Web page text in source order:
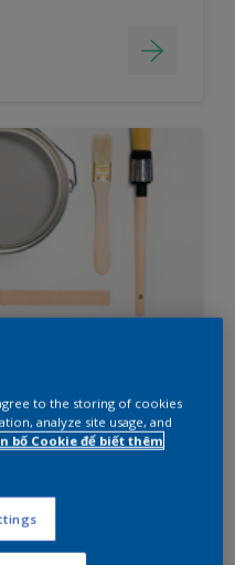
hoạch sơn
phẩm cho dự án
to the storing of cookies
analyze site usage, and
bố Cookie để biết thêm